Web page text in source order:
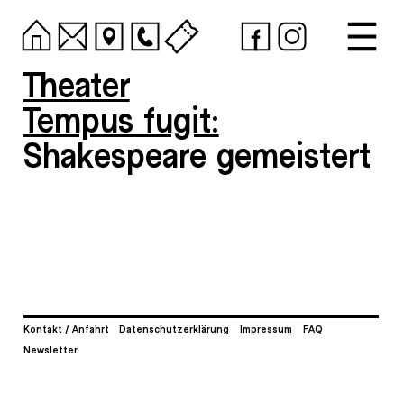
Theater
Tempus fugit:
Shakespeare gemeistert
Kontakt / Anfahrt Datenschutzerklärung Impressum
FAQ
Newsletter